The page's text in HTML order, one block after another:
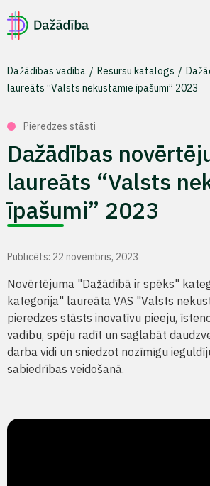
Dažādības vadība Resursu katalogs
laureāts “Valsts nekustamie īpašumi” 2023
Pieredzes stāsti
Dažādības
laureāts “Valsts
īpašumi” 2023
Publicēts: 22 novembris, 2023
Novērtējuma "Dažādībā ir spēks"
kategorija" laureāta VAS "Valsts
pieredzes stāsts inovatīvu pieeju,
vadību, spēju radīt un saglabāt
darba vidi un sniedzot nozīmīgu
sabiedrības veidošanā.